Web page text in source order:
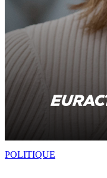
POLITIQUE